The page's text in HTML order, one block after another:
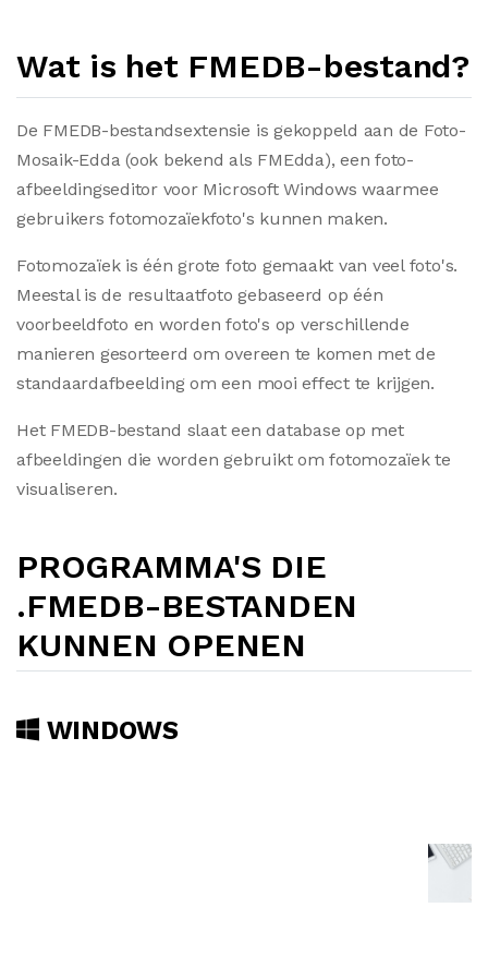
Wat is het FMEDB-bestand?
De FMEDB-bestandsextensie is gekoppeld aan de Foto-
Mosaik-Edda (ook bekend als FMEdda), een foto-
afbeeldingseditor voor Microsoft Windows waarmee
gebruikers fotomozaïekfoto's kunnen maken.
Fotomozaïek is één grote foto gemaakt van veel foto's.
Meestal is de resultaatfoto gebaseerd op één
voorbeeldfoto en worden foto's op verschillende
manieren gesorteerd om overeen te komen met de
standaardafbeelding om een mooi effect te krijgen.
Het FMEDB-bestand slaat een database op met
afbeeldingen die worden gebruikt om fotomozaïek te
visualiseren.
PROGRAMMA'S DIE
.FMEDB-BESTANDEN
KUNNEN OPENEN
WINDOWS